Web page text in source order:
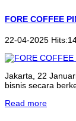
FORE COFFEE
22-04-2025
Jakarta, 22
bisnis secara
Read more